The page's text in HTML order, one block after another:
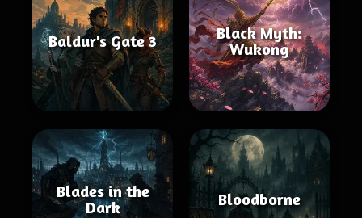
Baldur's Gate 3
Black Myth:
Wukong
Blades in the
Dark
Bloodborne